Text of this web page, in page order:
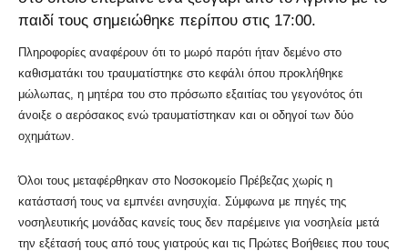
παιδί τους σημειώθηκε περίπου στις 17:00.
Πληροφορίες αναφέρουν ότι το μωρό παρότι ήταν δεμένο στο
καθισματάκι του τραυματίστηκε στο κεφάλι όπου προκλήθηκε
μώλωπας, η μητέρα του στο πρόσωπο εξαιτίας του γεγονότος ότι
άνοιξε ο αερόσακος ενώ τραυματίστηκαν και οι οδηγοί των δύο
οχημάτων.
Όλοι τους μεταφέρθηκαν στο Νοσοκομείο Πρέβεζας χωρίς η
κατάστασή τους να εμπνέει ανησυχία. Σύμφωνα με πηγές της
νοσηλευτικής μονάδας κανείς τους δεν παρέμεινε για νοσηλεία μετά
την εξέτασή τους από τους γιατρούς και τις Πρώτες Βοήθειες που τους